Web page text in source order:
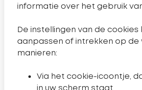
informatie over het gebruik
De instellingen van de cookies
aanpassen of intrekken op de
manieren:
Via het cookie-icoontje,
in uw scherm staat
Algemeen
Sitemap
Privacyverklaring
Cookies wijzigen